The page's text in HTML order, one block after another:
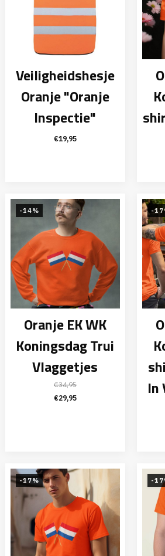
Veiligheidshesje
Oranje "Oranje
Inspectie"
€19,95
-14%
Oranje EK WK
Koningsdag Trui
Vlaggetjes
€34,95
Oorspronkelijke
€29,95Huidige
-
In
-17% -